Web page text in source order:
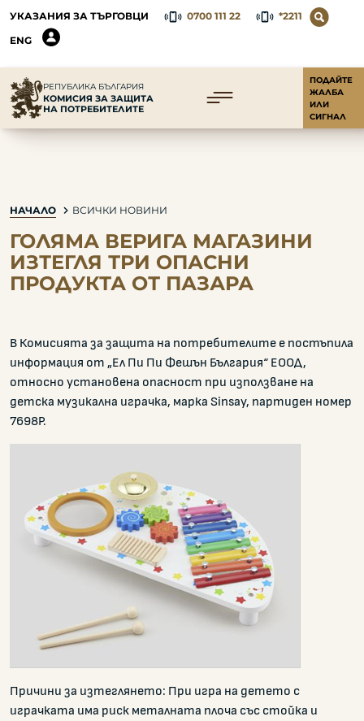
УКАЗАНИЯ ЗА ТЪРГОВЦИ 0700 111 22
*2211
ENG
РЕПУБЛИКА БЪЛГАРИЯ
КОМИСИЯ ЗА ЗАЩИТА
НА ПОТРЕБИТЕЛИТЕ
ПОДАЙТЕ
ЖАЛБА
ИЛИ
СИГНАЛ
НАЧАЛО ВСИЧКИ НОВИНИ
ГОЛЯМА ВЕРИГА МАГАЗИНИ
ИЗТЕГЛЯ ТРИ ОПАСНИ
ПРОДУКТА ОТ ПАЗАРА
В Комисията за защита на потребителите е постъпила
информация от „Ел Пи Пи Фешън България“ ЕООД,
относно установена опасност при използване на
детска музикална играчка, марка Sinsay, партиден номер
7698P.
Причини за изтеглянето: При игра на детето с
играчката има риск металната плоча със стойка и